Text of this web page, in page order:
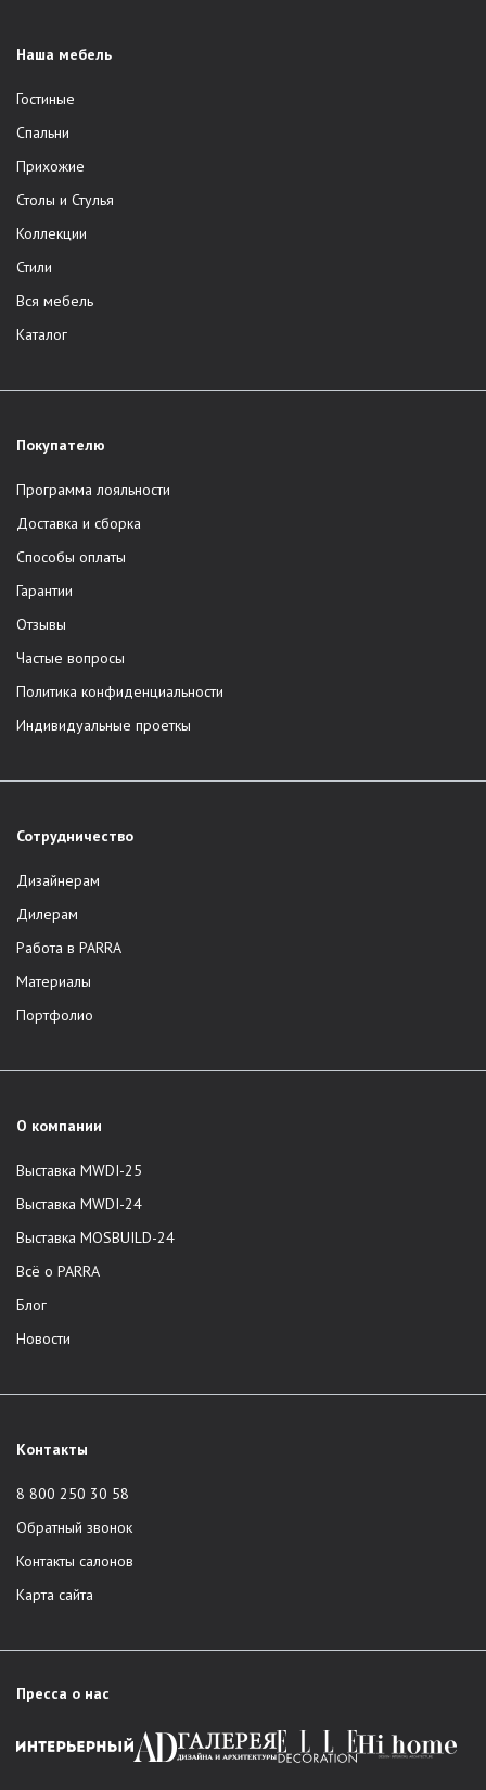
Наша мебель
Гостиные
Спальни
Прихожие
Столы и Стулья
Коллекции
Стили
Вся мебель
Каталог
Покупателю
Программа лояльности
Доставка и сборка
Способы оплаты
Гарантии
Отзывы
Частые вопросы
Политика конфиденциальности
Индивидуальные проеткы
Сотрудничество
Дизайнерам
Дилерам
Работа в PARRA
Материалы
Портфолио
О компании
Выставка MWDI-25
Выставка MWDI-24
Выставка MOSBUILD-24
Всё о PARRA
Блог
Новости
Контакты
8 800 250 30 58
Обратный звонок
Контакты салонов
Карта сайта
Пресса о нас